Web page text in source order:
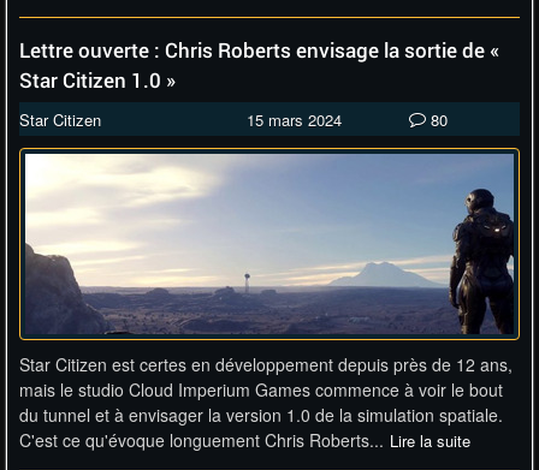
Lettre ouverte : Chris Roberts envisage la sortie de «
Star Citizen 1.0 »
Star Citizen 15 mars 2024 80
Star Citizen est certes en développement depuis près de 12 ans,
mais le studio Cloud Imperium Games commence à voir le bout
du tunnel et à envisager la version 1.0 de la simulation spatiale.
C'est ce qu'évoque longuement Chris Roberts... Lire la suite